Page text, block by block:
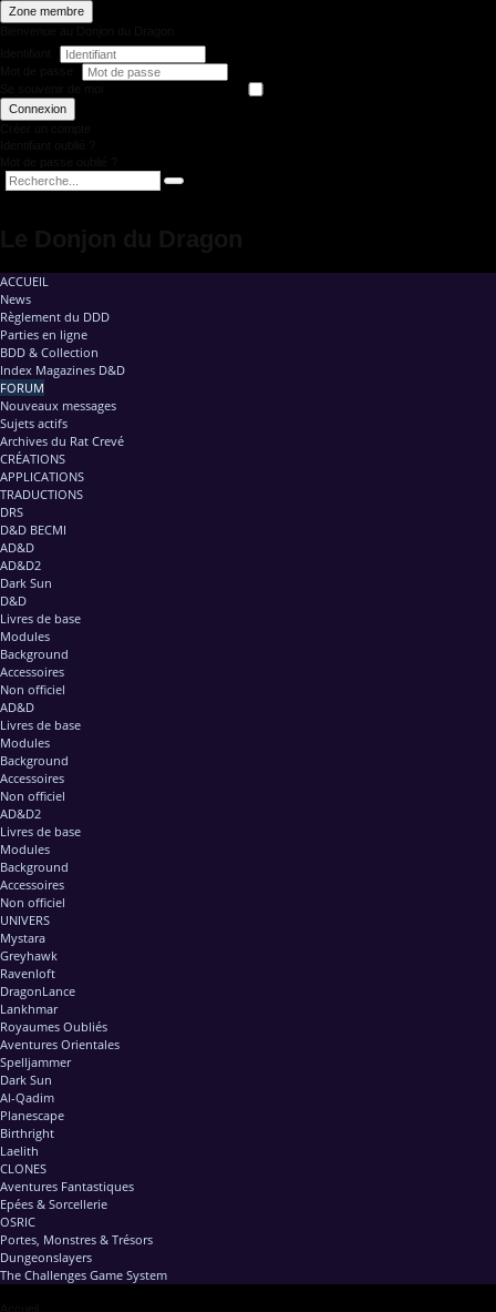
Zone membre
Connexion
ACCUEIL
News
Règlement du DDD
Parties en ligne
BDD & Collection
Index Magazines D&D
FORUM
Nouveaux messages
Sujets actifs
Archives du Rat Crevé
CRÉATIONS
APPLICATIONS
TRADUCTIONS
DRS
D&D BECMI
AD&D
AD&D2
Dark Sun
D&D
Livres de base
Modules
Background
Accessoires
Non officiel
AD&D
Livres de base
Modules
Background
Accessoires
Non officiel
AD&D2
Livres de base
Modules
Background
Accessoires
Non officiel
UNIVERS
Mystara
Greyhawk
Ravenloft
DragonLance
Lankhmar
Royaumes Oubliés
Aventures Orientales
Spelljammer
Dark Sun
Al-Qadim
Planescape
Birthright
Laelith
CLONES
Aventures Fantastiques
Epées & Sorcellerie
OSRIC
Portes, Monstres & Trésors
Dungeonslayers
The Challenges Game System